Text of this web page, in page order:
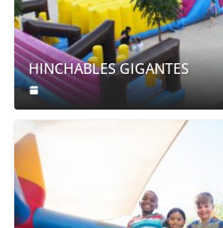
HINCHABLES GIGANTES